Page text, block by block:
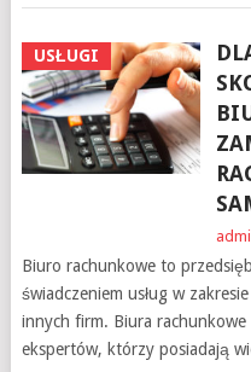
USŁUGI
Biuro rachunkowe to
świadczeniem usług w
innych firm. Biura
ekspertów, którzy posiadają